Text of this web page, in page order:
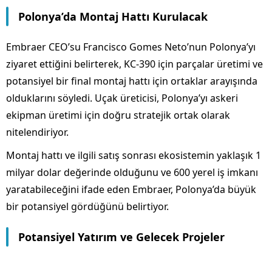
Polonya’da Montaj Hattı Kurulacak
Embraer CEO’su Francisco Gomes Neto’nun Polonya’yı
ziyaret ettiğini belirterek, KC-390 için parçalar üretimi ve
potansiyel bir final montaj hattı için ortaklar arayışında
olduklarını söyledi. Uçak üreticisi, Polonya’yı askeri
ekipman üretimi için doğru stratejik ortak olarak
nitelendiriyor.
Montaj hattı ve ilgili satış sonrası ekosistemin yaklaşık 1
milyar dolar değerinde olduğunu ve 600 yerel iş imkanı
yaratabileceğini ifade eden Embraer, Polonya’da büyük
bir potansiyel gördüğünü belirtiyor.
Potansiyel Yatırım ve Gelecek Projeler